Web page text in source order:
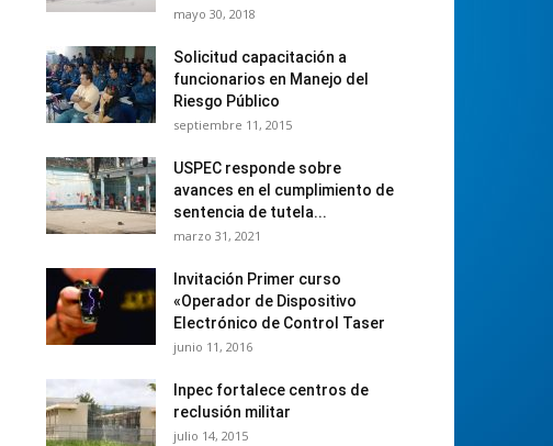
mayo 30, 2018
Solicitud capacitación a
funcionarios en Manejo del
Riesgo Público
septiembre 11, 2015
USPEC responde sobre
avances en el cumplimiento de
sentencia de tutela...
marzo 31, 2021
Invitación Primer curso
«Operador de Dispositivo
Electrónico de Control Taser
junio 11, 2016
Inpec fortalece centros de
reclusión militar
julio 14, 2015